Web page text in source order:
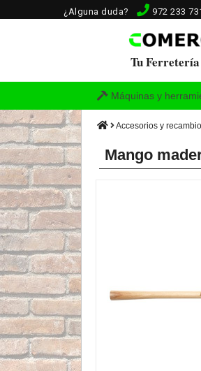
¿Alguna duda? 972 233
Tu
Máquinas y
Accesorios y
Mango